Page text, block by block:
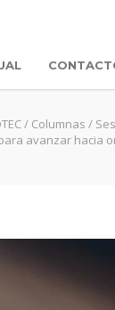
/ Columnas /
avanzar hacia